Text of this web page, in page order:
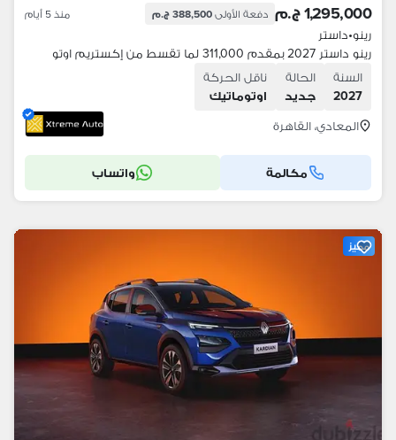
1,295,000 ج.م دفعة الأولى 388,500 ج.م منذ 5 أيام
رينو•داستر
رينو داستر 2027 بمقدم 311,000 لما تقسط من إكستريم اوتو
السنة
2027
الحالة
جديد
ناقل الحركة
اوتوماتيك
المعادي، القاهرة
مكالمة واتساب
مميز